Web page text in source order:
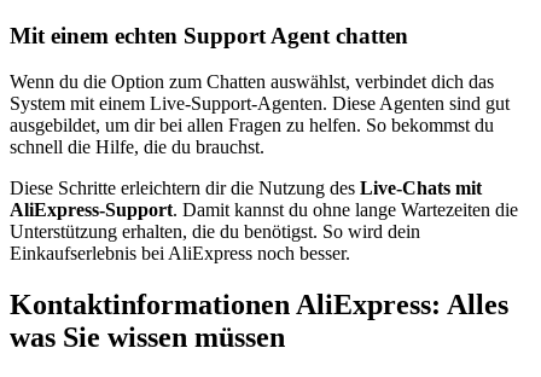
Mit einem echten Support Agent chatten
Wenn du die Option zum Chatten auswählst, verbindet dich das
System mit einem Live-Support-Agenten. Diese Agenten sind gut
ausgebildet, um dir bei allen Fragen zu helfen. So bekommst du
schnell die Hilfe, die du brauchst.
Diese Schritte erleichtern dir die Nutzung des Live-Chats mit
AliExpress-Support. Damit kannst du ohne lange Wartezeiten die
Unterstützung erhalten, die du benötigst. So wird dein
Einkaufserlebnis bei AliExpress noch besser.
Kontaktinformationen AliExpress: Alles
was Sie wissen müssen